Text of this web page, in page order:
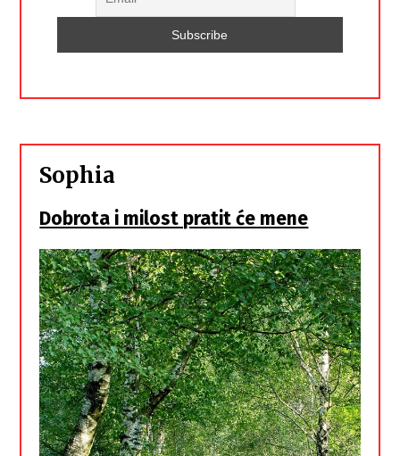
Sophia
Dobrota i milost pratit će mene